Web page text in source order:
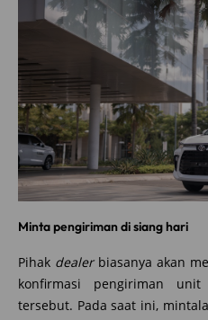
Minta pengiriman di siang hari
Pihak dealer biasanya akan
konfirmasi pengiriman
tersebut. Pada saat ini,